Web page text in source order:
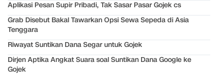
Aplikasi Pesan Supir Pribadi, Tak Sasar Pasar Gojek cs
Grab Disebut Bakal Tawarkan Opsi Sewa Sepeda di Asia
Tenggara
Riwayat Suntikan Dana Segar untuk Gojek
Dirjen Aptika Angkat Suara soal Suntikan Dana Google ke
Gojek